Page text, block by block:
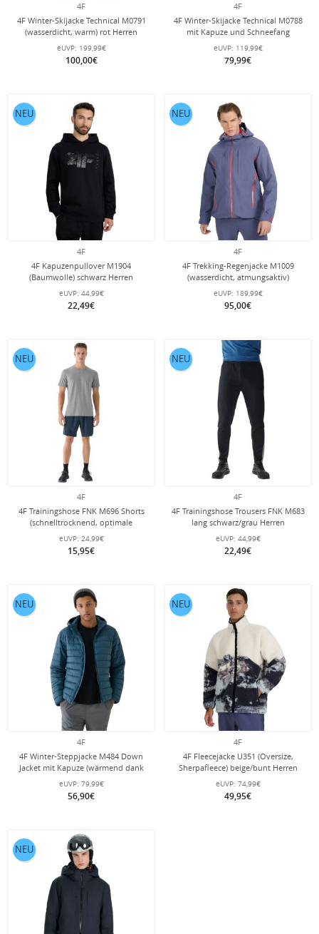
4F
4F Winter-Skijacke Technical M0791
(wasserdicht, warm) rot Herren
eUVP: 199,99€
100,00€
4F
4F Winter-Skijacke Technical M0788
mit Kapuze und Schneefang
(wärmeisolierung) schwarz Herren
eUVP: 119,99€
79,99€
4F
4F Kapuzenpullover M1904
(Baumwolle) schwarz Herren
eUVP: 44,99€
22,49€
NEU
4F
4F Trekking-Regenjacke M1009
(wasserdicht, atmungsaktiv)
marineblau Herren
eUVP: 189,99€
95,00€
NEU
4F
4F Trainingshose FNK M696 Shorts
(schnelltrocknend, optimale
Bewegungsfreiheit) kurz tealblau
Herren
eUVP: 24,99€
15,95€
NEU
4F
4F Trainingshose Trousers FNK M683
lang schwarz/grau Herren
eUVP: 44,99€
22,49€
NEU
4F
4F Winter-Steppjacke M484 Down
Jacket mit Kapuze (wärmend dank
Daunenfüllung) tealblau Herren
eUVP: 79,99€
56,90€
NEU
4F
4F Fleecejacke U351 (Oversize,
Sherpafleece) beige/bunt Herren
eUVP: 74,99€
49,95€
NEU
NEU